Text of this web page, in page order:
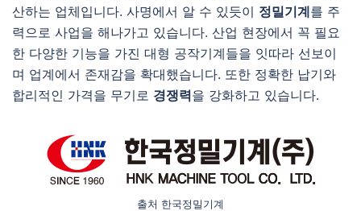
산하는 업체입니다. 사명에서 알 수 있듯이 정밀기계를 주
력으로 사업을 해나가고 있습니다. 산업 현장에서 꼭 필요
한 다양한 기능을 가진 대형 공작기계들을 잇따라 선보이
며 업계에서 존재감을 확대했습니다. 또한 정확한 납기와
합리적인 가격을 무기로 경쟁력을 강화하고 있습니다.
출처 한국정밀기계